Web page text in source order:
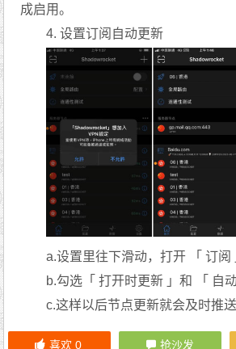
成启用。
4. 设置订阅自动更新
a.设置里往下滑动，打开 「 订阅
b.勾选「 打开时更新 」和 「 自
c.这样以后节点更新就会及时推
喜欢 0 抢沙发